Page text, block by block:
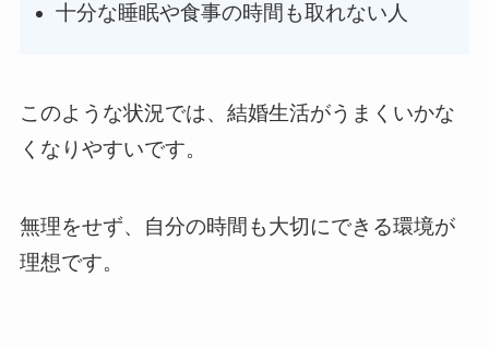
十分な睡眠や食事の時間も取れない人
このような状況では、結婚生活がうまくいかな
くなりやすいです。
無理をせず、自分の時間も大切にできる環境が
理想です。